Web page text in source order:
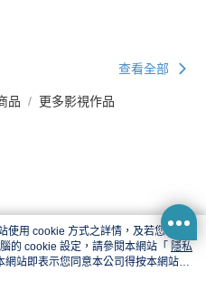
查看全部
品 更多影視作品
用 cookie 方式之詳情，及若您不希
的 cookie 設定，請參閱本網站「 隱私
網站即表示您同意本公司得按本網站使